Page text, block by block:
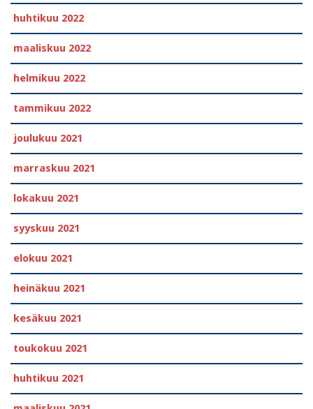
huhtikuu 2022
maaliskuu 2022
helmikuu 2022
tammikuu 2022
joulukuu 2021
marraskuu 2021
lokakuu 2021
syyskuu 2021
elokuu 2021
heinäkuu 2021
kesäkuu 2021
toukokuu 2021
huhtikuu 2021